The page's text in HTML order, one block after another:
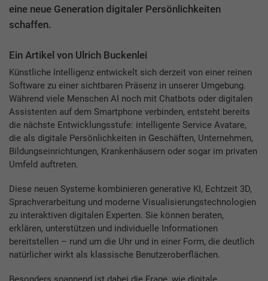
eine neue Generation digitaler Persönlichkeiten
schaffen.
Ein Artikel von Ulrich Buckenlei
Künstliche Intelligenz entwickelt sich derzeit von einer reinen
Software zu einer sichtbaren Präsenz in unserer Umgebung.
Während viele Menschen AI noch mit Chatbots oder digitalen
Assistenten auf dem Smartphone verbinden, entsteht bereits
die nächste Entwicklungsstufe: intelligente Service Avatare,
die als digitale Persönlichkeiten in Geschäften, Unternehmen,
Bildungseinrichtungen, Krankenhäusern oder sogar im privaten
Umfeld auftreten.
Diese neuen Systeme kombinieren generative KI, Echtzeit 3D,
Sprachverarbeitung und moderne Visualisierungstechnologien
zu interaktiven digitalen Experten. Sie können beraten,
erklären, unterstützen und individuelle Informationen
bereitstellen – rund um die Uhr und in einer Form, die deutlich
natürlicher wirkt als klassische Benutzeroberflächen.